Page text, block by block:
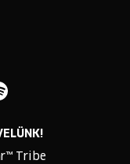
Tribe